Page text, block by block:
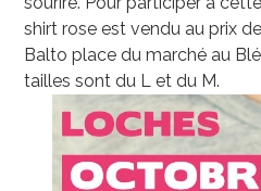
shirt rose est vendu au prix
Balto place du marché au
tailles sont du L et du M.